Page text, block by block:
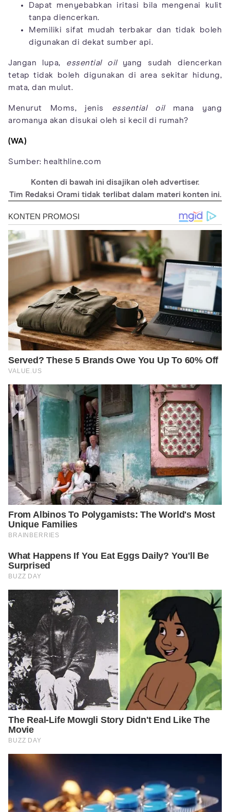
Dapat menyebabkan iritasi bila mengenai kulit
tanpa diencerkan.
Memiliki sifat mudah terbakar dan tidak boleh
digunakan di dekat sumber api.
Jangan lupa, essential oilyang sudah diencerkan
tetap tidak boleh digunakan di area sekitar hidung,
mata, dan mulut.
Menurut Moms, jenis essential oil mana yang
aromanya akan disukai oleh si kecil di rumah?
(WA)
Sumber: healthline.com
Konten di bawah ini disajikan oleh advertiser.
Tim Redaksi Orami tidak terlibat dalam materi konten ini.